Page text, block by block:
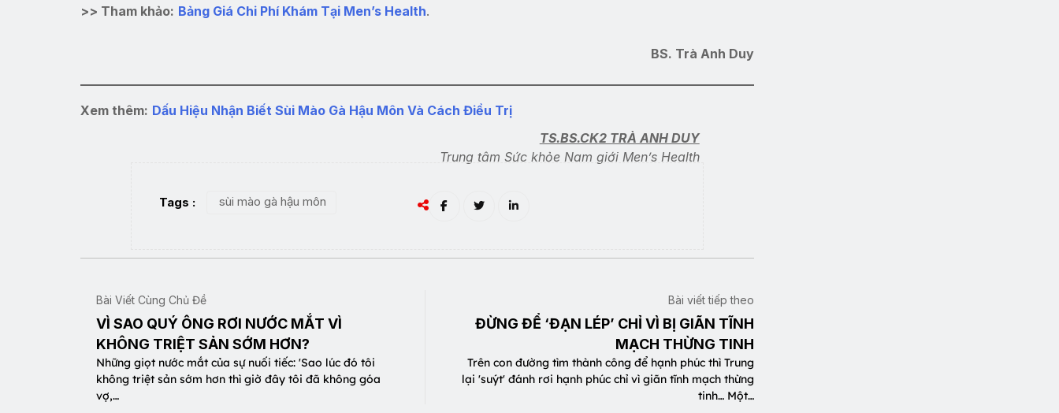
>> Tham khảo: Bảng Giá Chi Phí Khám Tại Men’s Health.
BS. Trà Anh Duy
Xem thêm: Dấu Hiệu Nhận Biết Sùi Mào Gà Hậu Môn Và Cách Điều Trị
TS.BS.CK2 TRÀ ANH DUY
Trung tâm Sức khỏe Nam giới Men’s Health
Tags : sùi mào gà hậu môn
Bài Viết Cùng Chủ Đề
VÌ SAO QUÝ ÔNG RƠI NƯỚC MẮT VÌ
KHÔNG TRIỆT SẢN SỚM HƠN?
Những giọt nước mắt của sự nuối tiếc: 'Sao lúc đó tôi
không triệt sản sớm hơn thì giờ đây tôi đã không góa
vợ,…
Bài viết tiếp theo
ĐỪNG ĐỂ ‘ĐẠN LÉP’ CHỈ VÌ BỊ GIÃN TĨNH
MẠCH THỪNG TINH
Trên con đường tìm thành công để hạnh phúc thì Trung
lại 'suýt' đánh rơi hạnh phúc chỉ vì giãn tĩnh mạch thừng
tinh… Một…